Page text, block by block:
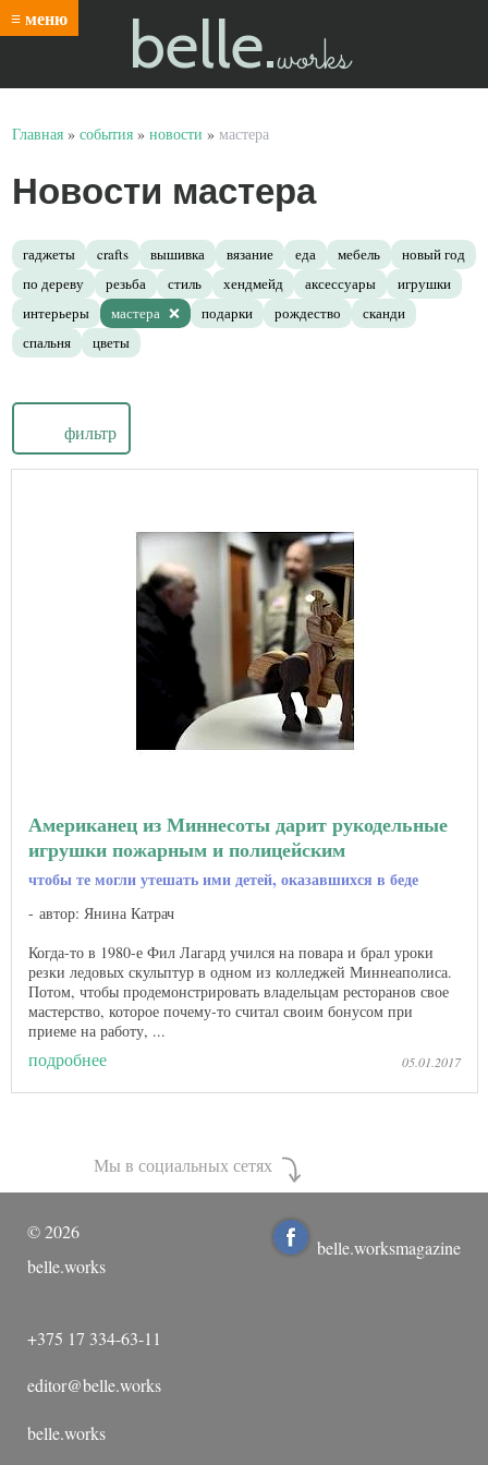
≡ меню belle.works
Главная » события » новости » мастера
Новости мастера
гаджеты crafts вышивка вязание еда мебель
новый год
по дереву
резьба стиль хендмейд аксессуары
игрушки
интерьеры
мастера подарки рождество
сканди
спальня
цветы
фильтр
Американец из Миннесоты дарит рукодельные
игрушки пожарным и полицейским
чтобы те могли утешать ими детей, оказавшихся в беде
автор: Янина Катрач
Когда-то в 1980-е Фил Лагард учился на повара и брал уроки
резки ледовых скульптур в одном из колледжей Миннеаполиса.
Потом, чтобы продемонстрировать владельцам ресторанов свое
мастерство, которое почему-то считал своим бонусом при
приеме на работу, ...
подробнее 05.01.2017
©2026
belle.works
+375 17 334-63-11
editor@belle.works
belle.works
Мы в социальных сетях
belle.worksmagazine